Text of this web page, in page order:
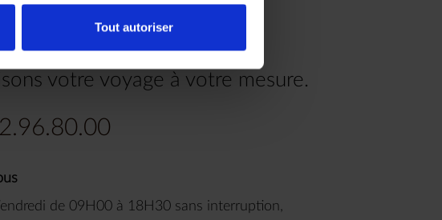
Tout autoriser
votre voyage à votre mesure.
de 09H00 à 18H30 sans interruption,